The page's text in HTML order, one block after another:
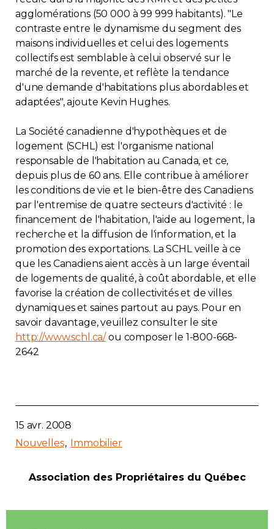
agglomérations (50 000 à 99 999 habitants). "Le
contraste entre le dynamisme du segment des
maisons individuelles et celui des logements
collectifs est semblable à celui observé sur le
marché de la revente, et reflète la tendance
d'une demande d'habitations plus abordables et
adaptées", ajoute Kevin Hughes.
La Société canadienne d'hypothèques et de
logement (SCHL) est l'organisme national
responsable de l'habitation au Canada, et ce,
depuis plus de 60 ans. Elle contribue à améliorer
les conditions de vie et le bien-être des Canadiens
par l'entremise de quatre secteurs d'activité : le
financement de l'habitation, l'aide au logement, la
recherche et la diffusion de l'information, et la
promotion des exportations. La SCHL veille à ce
que les Canadiens aient accès à un large éventail
de logements de qualité, à coût abordable, et elle
favorise la création de collectivités et de villes
dynamiques et saines partout au pays. Pour en
savoir davantage, veuillez consulter le site
http://www.schl.ca/ou composer le 1-800-668-
2642
15 avr. 2008
Nouvelles Immobilier
Association des Propriétaires du Québec